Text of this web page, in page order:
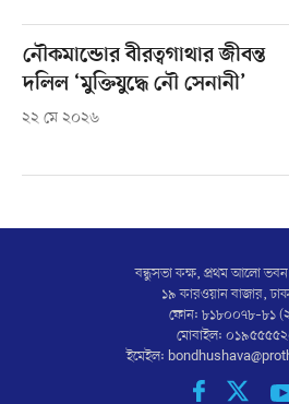
নৌকমান্ডোর বীরত্বগাথার জীবন্ত
দলিল ‘মুক্তিযুদ্ধে নৌ সেনানী’
২২ মে ২০২৬
বন্ধুসভা কক্ষ, প্রথম আলো ভবন
১৯ কারওয়ান বাজার,
ফোন: ৮১৮০০৭৮–৮১
মোবাইল:
ইমেইল: